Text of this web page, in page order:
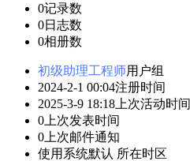
0记录数
0日志数
0相册数
初级助理工程师用户组
2024-2-1 00:04注册时间
2025-3-9 18:18 上次活动时间
0 上次发表时间
0 上次邮件通知
使用系统默认 所在时区